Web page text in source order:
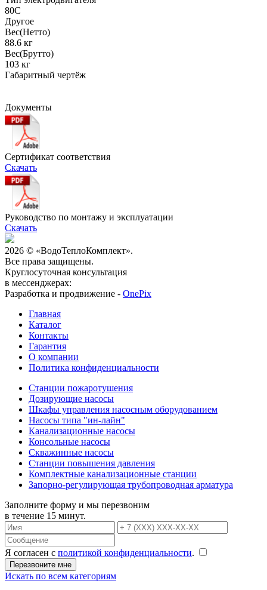
80C
Другое
Вес(Нетто)
88.6 кг
Вес(Брутто)
103 кг
Габаритный чертёж
Документы
Сертификат соответствия
Скачать
Руководство по монтажу и эксплуатации
Скачать
2026 © «ВодоТеплоКомплект».
Все права защищены.
Круглосуточная консультация
в мессенджерах:
Разработка и продвижение - OnePix
Главная
Каталог
Контакты
Гарантия
О компании
Политика конфиденциальности
Станции пожаротушения
Дозирующие насосы
Шкафы управления насосным оборудованием
Насосы типа "ин-лайн"
Канализационные насосы
Консольные насосы
Скважинные насосы
Станции повышения давления
Комплектные канализационные станции
Запорно-регулирующая трубопроводная арматура
Заполните форму и мы перезвоним
в течение 15 минут.
Я согласен с политикой конфиденциальности.
Искать по всем категориям